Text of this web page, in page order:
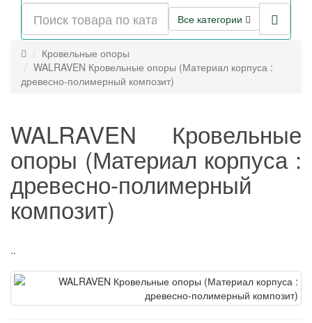
Все категории
Кровельные опоры
WALRAVEN Кровельные опоры (Материал корпуса :
древесно-полимерный композит)
WALRAVEN Кровельные
опоры (Материал корпуса :
древесно-полимерный
композит)
..